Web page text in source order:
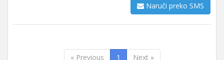
Naruči preko SMS
« Previous 1 Next »